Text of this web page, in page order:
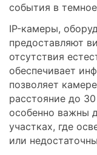
события в
IP-камеры,
предоставляют
отсутствия
обеспечивает
позволяет
расстояние до
особенно важны
участках, где
или